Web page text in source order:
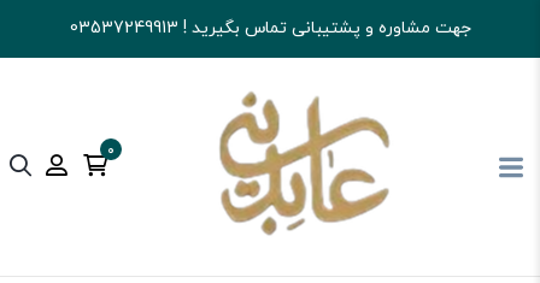
جهت مشاوره و پشتیبانی تماس بگیرید ! 03537249913
0
آجیل و خشکبار عابدینی قهوه اسپرسو و فرانسه و...